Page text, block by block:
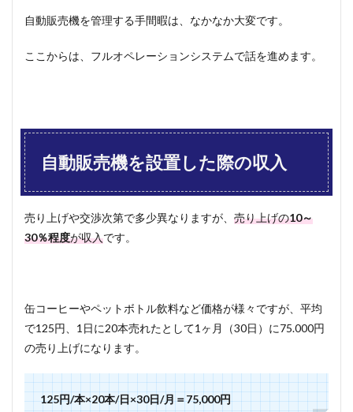
んな
ろが
あ
メー
系
コーラ
5.1.2
5.1.3
サント
リー
伊藤園
5.1.5
自動販売機を管理する手間暇は、なかなか大変です。
ここからは、フルオペレーションシステムで話を進めます。
自動販売機を設置した際の収入
売り上げや交渉次第で多少異なりますが、 売り上げの10～
30％程度が収入です。
缶コーヒーやペットボトル飲料など価格が様々ですが、平均
で125円、1日に20本売れたとして1ヶ月（30日）に75.000円
の売り上げになります。
125円/本×20本/日×30日/月＝75,000円